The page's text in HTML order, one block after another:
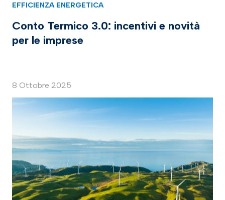
EFFICIENZA ENERGETICA
Conto Termico 3.0: incentivi e novità
per le imprese
8 Ottobre 2025